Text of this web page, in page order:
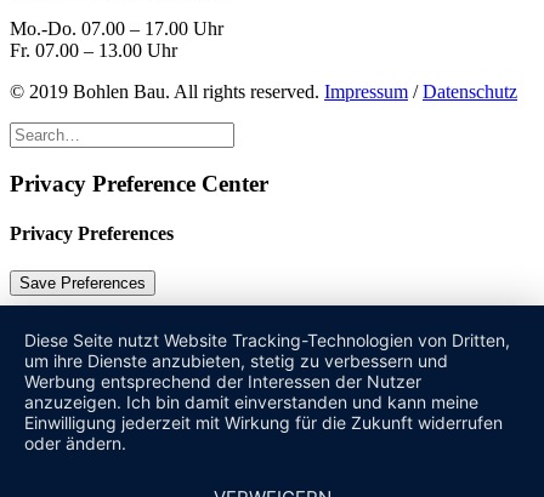
Mo.-Do. 07.00 – 17.00 Uhr
Fr. 07.00 – 13.00 Uhr
© 2019 Bohlen Bau. All rights reserved. Impressum /Datenschutz
Privacy Preference Center
Privacy Preferences
Diese Seite nutzt Website Tracking-Technologien von Dritten,
um ihre Dienste anzubieten, stetig zu verbessern und
Werbung entsprechend der Interessen der Nutzer
anzuzeigen. Ich bin damit einverstanden und kann meine
Einwilligung jederzeit mit Wirkung für die Zukunft widerrufen
oder ändern.